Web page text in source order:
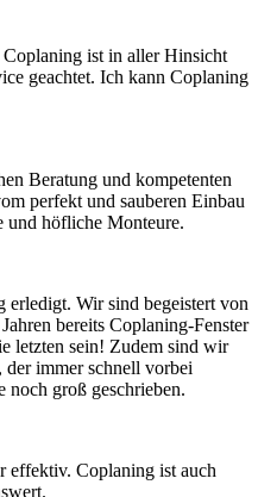
ist in aller Hinsicht
geachtet. Ich kann Coplaning
Beratung und kompetenten
perfekt und sauberen Einbau
und höfliche Monteure.
Wir sind begeistert von
bereits Coplaning-Fenster
letzten sein! Zudem sind wir
immer schnell vorbei
groß geschrieben.
effektiv. Coplaning ist auch